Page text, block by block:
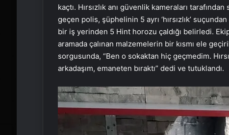
kaçtı. Hırsızlık anı güvenlik kameraları
geçen polis, şüphelinin 5 ayrı ‘hırsızlık’
bir iş yerinden 5 Hint horozu çaldığı belirledi.
aramada çalınan malzemelerin bir kısmı ele
sorgusunda, “Ben o sokaktan hiç geçmedim.
arkadaşım, emaneten bıraktı” dedi ve tutuklandı.